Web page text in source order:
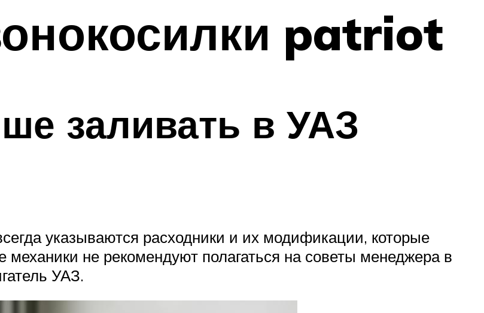
patriot
заливать в УАЗ
указываются расходники и их модификации, которые
не рекомендуют полагаться на советы менеджера в
УАЗ.